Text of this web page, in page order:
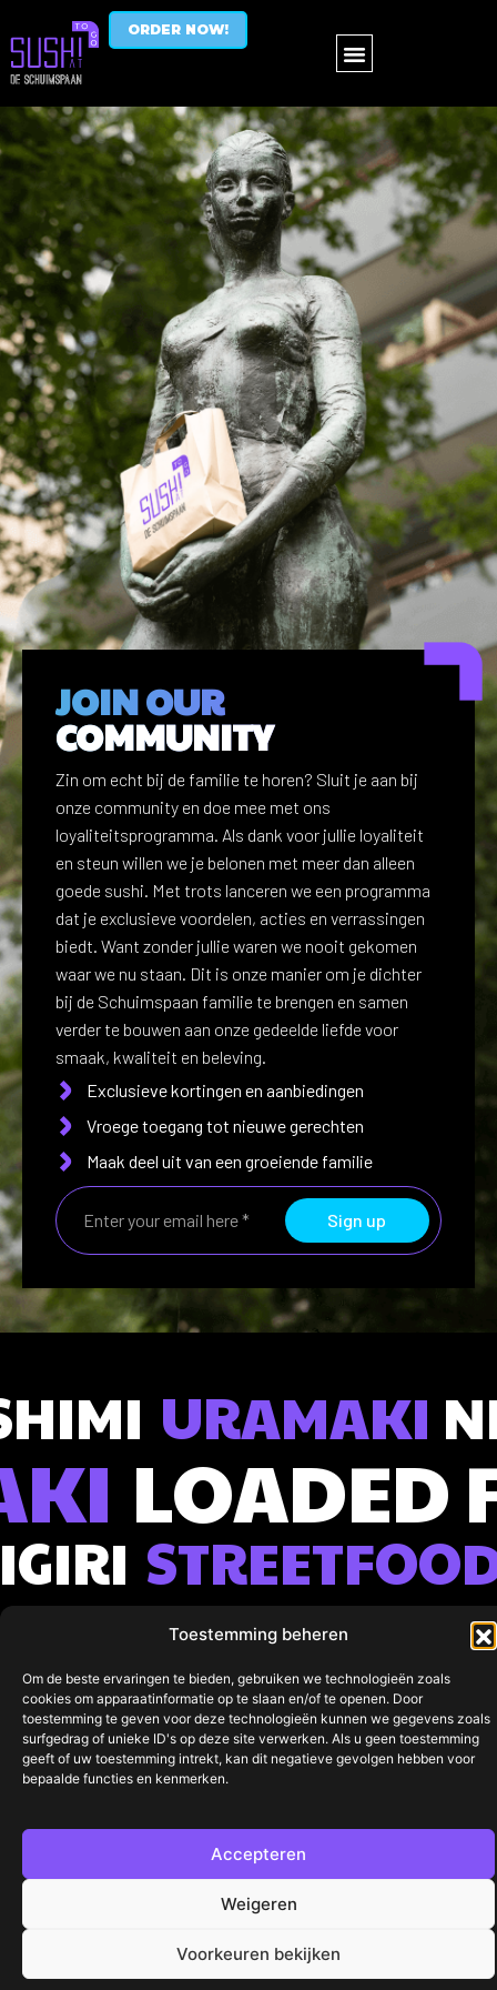
Toestemming beheren
Om de beste ervaringen te bieden, gebruiken we technologieën zoals
cookies om apparaatinformatie op te slaan en/of te openen. Door
toestemming te geven voor deze technologieën kunnen we gegevens zoals
surfgedrag of unieke ID's op deze site verwerken. Als u geen toestemming
geeft of uw toestemming intrekt, kan dit negatieve gevolgen hebben voor
bepaalde functies en kenmerken.
Accepteren
Weigeren
Voorkeuren bekijken
ORDER NOW!
JOIN OUR
COMMUNITY
Zin om echt bij de familie te horen? Sluit je aan bij
onze community en doe mee met ons
loyaliteitsprogramma. Als dank voor jullie loyaliteit
en steun willen we je belonen met meer dan alleen
goede sushi. Met trots lanceren we een programma
dat je exclusieve voordelen, acties en verrassingen
biedt. Want zonder jullie waren we nooit gekomen
waar we nu staan. Dit is onze manier om je dichter
bij de Schuimspaan familie te brengen en samen
verder te bouwen aan onze gedeelde liefde voor
smaak, kwaliteit en beleving.
Exclusieve kortingen en aanbiedingen
Vroege toegang tot nieuwe gerechten
Maak deel uit van een groeiende familie
Sign up
URAMAKI
LOADED
zondag van
16:30 uur -
22:30 uur
Taselaarstraat
17
3078 VM
Rotterdam
010 742
VOLG ONS
PRIVACYBELEID COOKIEBELEID
© 2025 Sushi At de Schuimspaan -
Alle rechten voorbehoud
Website gemaakt door